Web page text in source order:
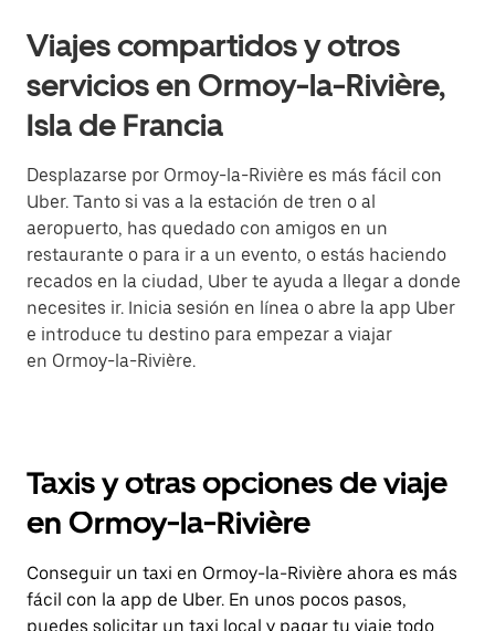
Viajes compartidos y otros
servicios en Ormoy-la-Rivière,
Isla de Francia
Desplazarse por Ormoy-la-Rivière es más fácil con
Uber. Tanto si vas a la estación de tren o al
aeropuerto, has quedado con amigos en un
restaurante o para ir a un evento, o estás haciendo
recados en la ciudad, Uber te ayuda a llegar a donde
necesites ir. Inicia sesión en línea o abre la app Uber
e introduce tu destino para empezar a viajar
en Ormoy-la-Rivière.
Taxis y otras opciones de viaje
en Ormoy-la-Rivière
Conseguir un taxi en Ormoy-la-Rivière ahora es más
fácil con la app de Uber. En unos pocos pasos,
puedes solicitar un taxi local y pagar tu viaje todo